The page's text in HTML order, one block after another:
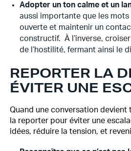
Adopter un ton calme et un
aussi importante que les
ouverte et maintenir un
constructif. À l’inverse,
de l’hostilité, fermant ainsi le
REPORTER LA
ÉVITER UNE
Quand une conversation
la reporter pour éviter une
idées, réduire la tension, et